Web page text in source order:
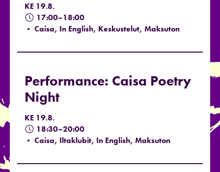
KE 19.8.
17:00–18:00
• Caisa, In English, Keskustelut, Maksuton
Performance: Caisa Poetry
Night
KE 19.8.
18:30–20:00
• Caisa, Iltaklubit, In English, Maksuton